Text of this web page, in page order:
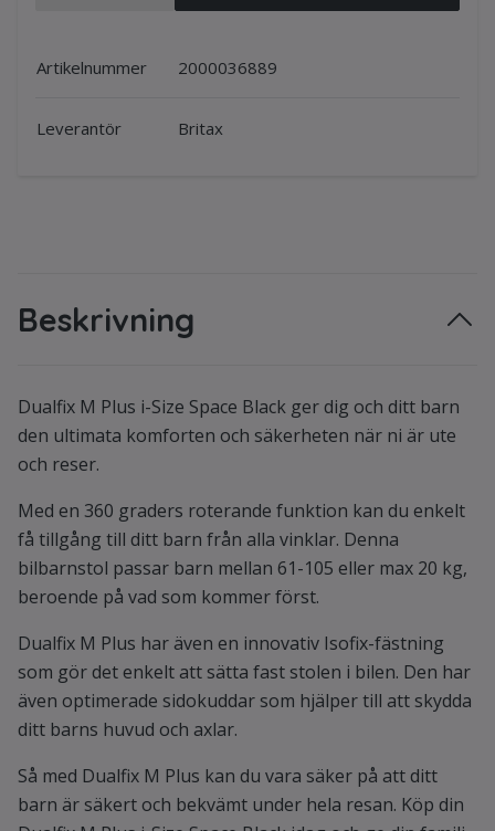
Artikelnummer 2000036889​
Leverantör Britax
Beskrivning
Dualfix M Plus i-Size Space Black ger dig och ditt barn
den ultimata komforten och säkerheten när ni är ute
och reser.
Med en 360 graders roterande funktion kan du enkelt
få tillgång till ditt barn från alla vinklar. Denna
bilbarnstol passar barn mellan 61-105 eller max 20 kg,
beroende på vad som kommer först.
Dualfix M Plus har även en innovativ Isofix-fästning
som gör det enkelt att sätta fast stolen i bilen. Den har
även optimerade sidokuddar som hjälper till att skydda
ditt barns huvud och axlar.
Så med Dualfix M Plus kan du vara säker på att ditt
barn är säkert och bekvämt under hela resan. Köp din